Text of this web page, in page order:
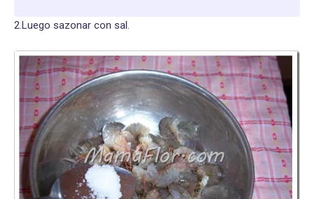
2.Luego sazonar con sal.